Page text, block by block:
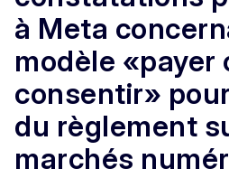
à Meta
modèle «payer
consentir»
du règlement
marchés